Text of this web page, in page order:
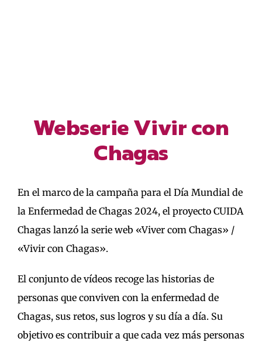
Webserie Vivir con
Chagas
En el marco de la campaña para el Día Mundial de
la Enfermedad de Chagas 2024, el proyecto CUIDA
Chagas lanzó la serie web «Viver com Chagas» /
«Vivir con Chagas».
El conjunto de vídeos recoge las historias de
personas que conviven con la enfermedad de
Chagas, sus retos, sus logros y su día a día. Su
objetivo es contribuir a que cada vez más personas